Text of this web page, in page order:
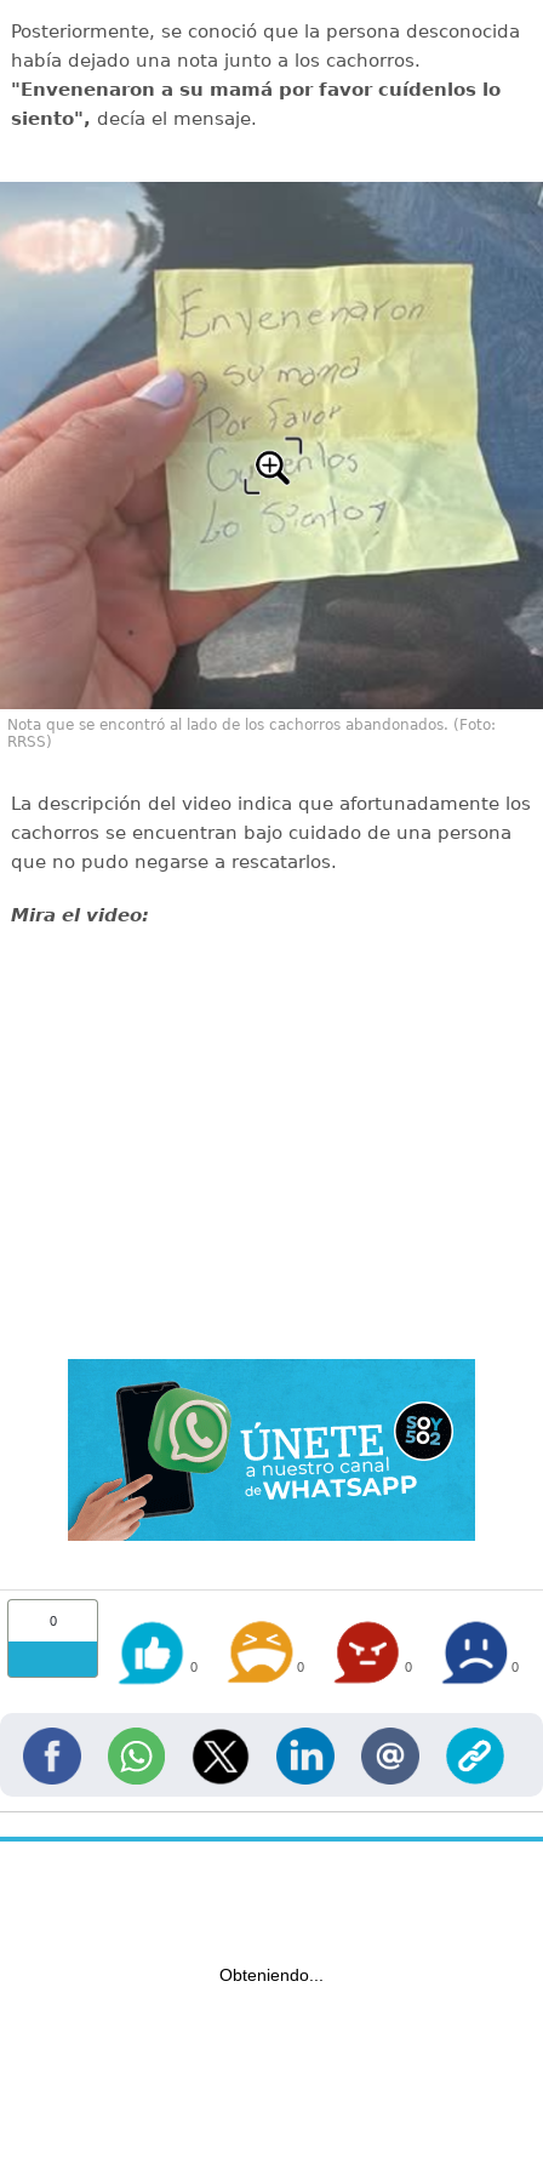
Posteriormente, se conoció que la persona desconocida
había dejado una nota junto a los cachorros.
"Envenenaron a su mamá por favor cuídenlos lo
siento", decía el mensaje.
Nota que se encontró al lado de los cachorros abandonados. (Foto:
RRSS)
La descripción del video indica que afortunadamente los
cachorros se encuentran bajo cuidado de una persona
que no pudo negarse a rescatarlos.
Mira el video:
0
0 0 0 0
Obteniendo...